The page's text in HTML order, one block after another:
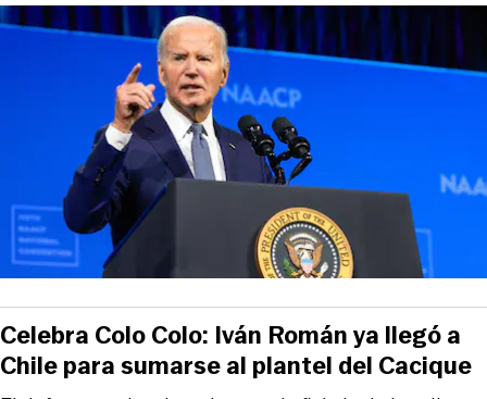
Celebra Colo Colo: Iván Román ya llegó a
Chile para sumarse al plantel del Cacique